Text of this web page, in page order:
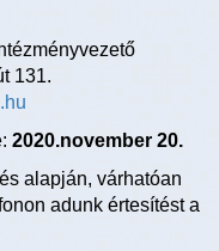
131.
2020.november 20.
alapján, várhatóan
adunk értesítést a